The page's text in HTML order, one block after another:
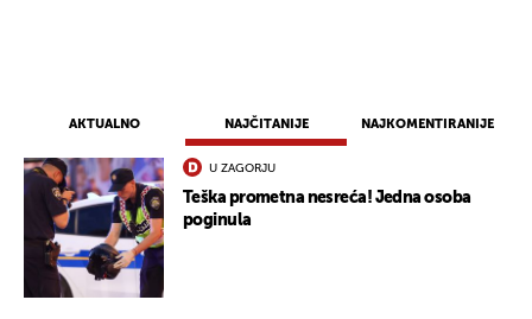
AKTUALNO NAJČITANIJE NAJKOMENTIRANIJE
U ZAGORJU
Teška prometna nesreća! Jedna osoba
poginula